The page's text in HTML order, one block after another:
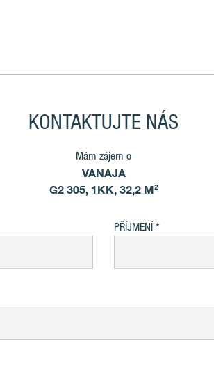
KONTAKTUJTE NÁS
Mám zájem o
VANAJA
G2 305, 1KK, 32,2 M²
PŘÍJMENÍ